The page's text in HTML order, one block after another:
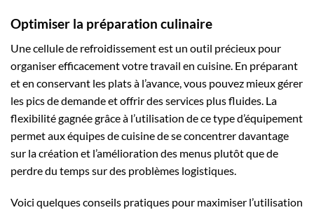
Optimiser la préparation culinaire
Une cellule de refroidissement est un outil précieux pour
organiser efficacement votre travail en cuisine. En préparant
et en conservant les plats à l’avance, vous pouvez mieux gérer
les pics de demande et offrir des services plus fluides. La
flexibilité gagnée grâce à l’utilisation de ce type d’équipement
permet aux équipes de cuisine de se concentrer davantage
sur la création et l’amélioration des menus plutôt que de
perdre du temps sur des problèmes logistiques.
Voici quelques conseils pratiques pour maximiser l’utilisation